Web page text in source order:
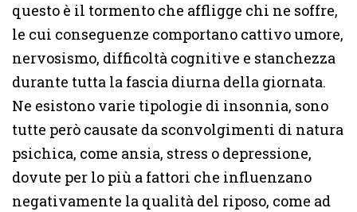
questo è il tormento che affligge chi ne soffre,
le cui conseguenze comportano cattivo umore,
nervosismo, difficoltà cognitive e stanchezza
durante tutta la fascia diurna della giornata.
Ne esistono varie tipologie di insonnia, sono
tutte però causate da sconvolgimenti di natura
psichica, come ansia, stress o depressione,
dovute per lo più a fattori che influenzano
negativamente la qualità del riposo, come ad